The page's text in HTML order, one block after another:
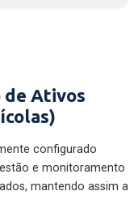
de Ativos
configurado
e monitoramento
mantendo assim a